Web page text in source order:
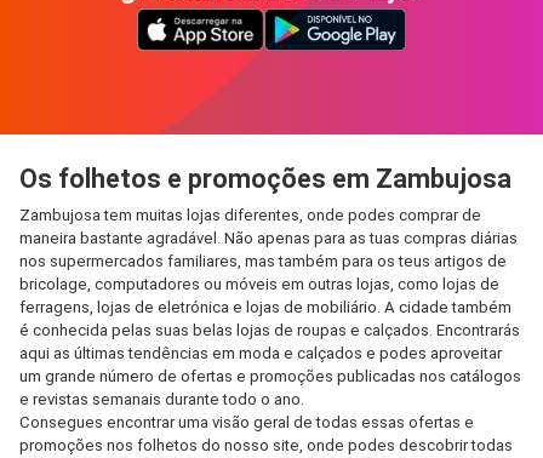
Os folhetos e promoções em Zambujosa
Zambujosa tem muitas lojas diferentes, onde podes comprar de
maneira bastante agradável. Não apenas para as tuas compras diárias
nos supermercados familiares, mas também para os teus artigos de
bricolage, computadores ou móveis em outras lojas, como lojas de
ferragens, lojas de eletrónica e lojas de mobiliário. A cidade também
é conhecida pelas suas belas lojas de roupas e calçados. Encontrarás
aqui as últimas tendências em moda e calçados e podes aproveitar
um grande número de ofertas e promoções publicadas nos catálogos
e revistas semanais durante todo o ano.
Consegues encontrar uma visão geral de todas essas ofertas e
promoções nos folhetos do nosso site, onde podes descobrir todas